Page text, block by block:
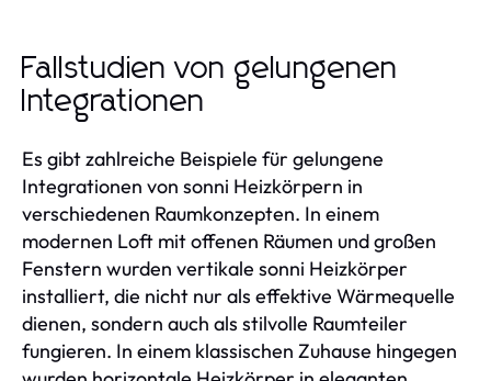
Fallstudien von gelungenen
Integrationen
Es gibt zahlreiche Beispiele für gelungene
Integrationen von sonni Heizkörpern in
verschiedenen Raumkonzepten. In einem
modernen Loft mit offenen Räumen und großen
Fenstern wurden vertikale sonni Heizkörper
installiert, die nicht nur als effektive Wärmequelle
dienen, sondern auch als stilvolle Raumteiler
fungieren. In einem klassischen Zuhause hingegen